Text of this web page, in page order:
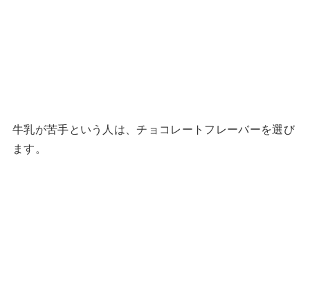
牛乳が苦手という人は、チョコレートフレーバーを選び
ます。